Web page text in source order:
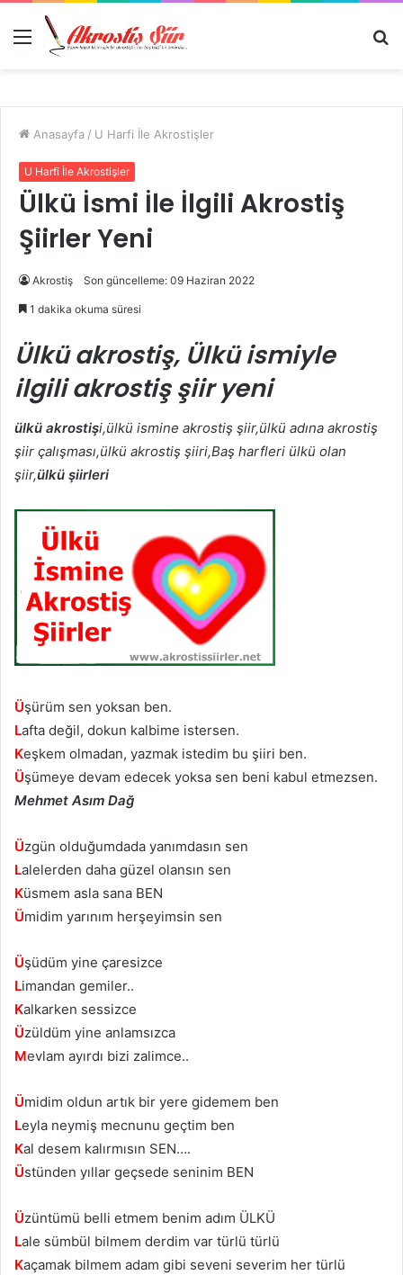
Menü
Anasayfa / U Harfi İle Akrostişler
U Harfi İle Akrostişler
Ülkü İsmi İle İlgili Akrostiş
Şiirler Yeni
Akrostiş Son güncelleme: 09 Haziran 2022
1 dakika okuma süresi
Ülkü akrostiş, Ülkü ismiyle
ilgili akrostiş şiir yeni
ülkü akrostişi,ülkü ismine akrostiş şiir,ülkü adına akrostiş
şiir çalışması,ülkü akrostiş şiiri,Baş harfleri ülkü olan
şiir,ülkü şiirleri
Üşürüm sen yoksan ben.
Lafta değil, dokun kalbime istersen.
Keşkem olmadan, yazmak istedim bu şiiri ben.
Üşümeye devam edecek yoksa sen beni kabul etmezsen.
Mehmet Asım Dağ
Üzgün olduğumdada yanımdasın sen
Lalelerden daha güzel olansın sen
Küsmem asla sana BEN
Ümidim yarınım herşeyimsin sen
Üşüdüm yine çaresizce
Limandan gemiler..
Kalkarken sessizce
Üzüldüm yine anlamsızca
Mevlam ayırdı bizi zalimce..
Ümidim oldun artık bir yere gidemem ben
Leyla neymiş mecnunu geçtim ben
Kal desem kalırmısın SEN….
Üstünden yıllar geçsede seninim BEN
Üzüntümü belli etmem benim adım ÜLKÜ
Lale sümbül bilmem derdim var türlü türlü
Kaçamak bilmem adam gibi seveni severim her türlü